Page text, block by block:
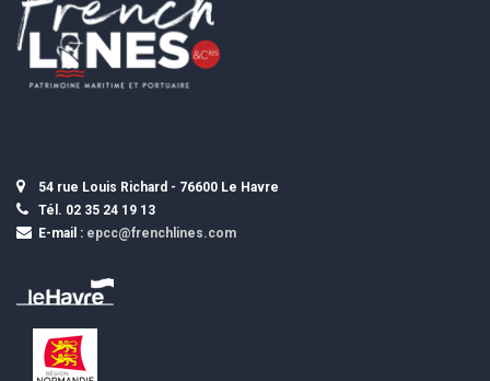
54 rue Louis Richard - 76600 Le Havre
Tél. 02 35 24 19 13
E-mail : epcc@frenchlines.com